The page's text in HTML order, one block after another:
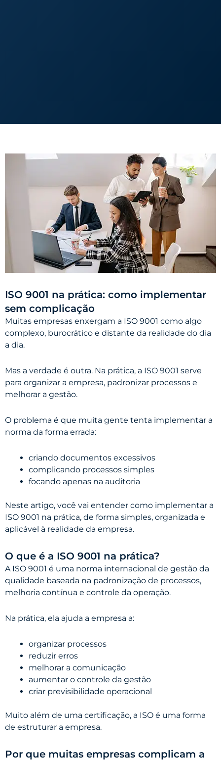
ISO 9001 na prática: como implementar
sem complicação
Muitas empresas enxergam a ISO 9001 como algo
complexo, burocrático e distante da realidade do dia
a dia.
Mas a verdade é outra. Na prática, a ISO 9001 serve
para organizar a empresa, padronizar processos e
melhorar a gestão.
O problema é que muita gente tenta implementar a
norma da forma errada:
criando documentos excessivos
complicando processos simples
focando apenas na auditoria
Neste artigo, você vai entender como implementar a
ISO 9001 na prática, de forma simples, organizada e
aplicável à realidade da empresa.
O que é a ISO 9001 na prática?
A ISO 9001 é uma norma internacional de gestão da
qualidade baseada na padronização de processos,
melhoria contínua e controle da operação.
Na prática, ela ajuda a empresa a:
organizar processos
reduzir erros
melhorar a comunicação
aumentar o controle da gestão
criar previsibilidade operacional
Muito além de uma certificação, a ISO é uma forma
de estruturar a empresa.
Por que muitas empresas complicam a